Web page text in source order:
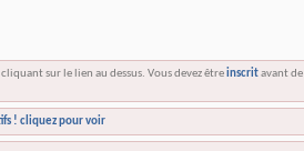
sur le lien au dessus. Vous devez êtreinscritavant de
! cliquez pour voir